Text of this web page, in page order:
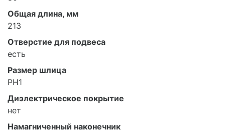
Общая длина, мм
213
Отверстие для подвеса
есть
Размер шлица
PH1
Диэлектрическое покрытие
нет
Намагниченный наконечник